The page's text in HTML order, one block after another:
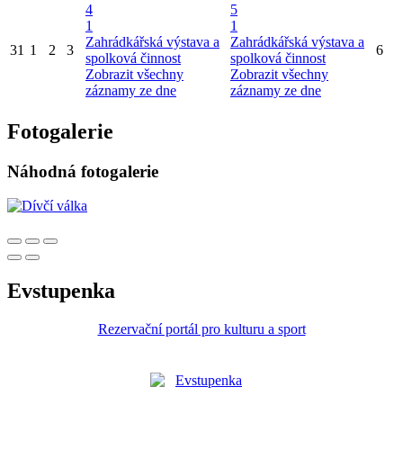
31 1 2 3
4
1
Zahrádkářská výstava a
spolková činnost
Zobrazit všechny
záznamy ze dne
5
1
Zahrádkářská výstava a
spolková činnost
Zobrazit všechny
záznamy ze dne
6
Fotogalerie
Náhodná fotogalerie
Evstupenka
Rezervační portál pro kulturu a sport